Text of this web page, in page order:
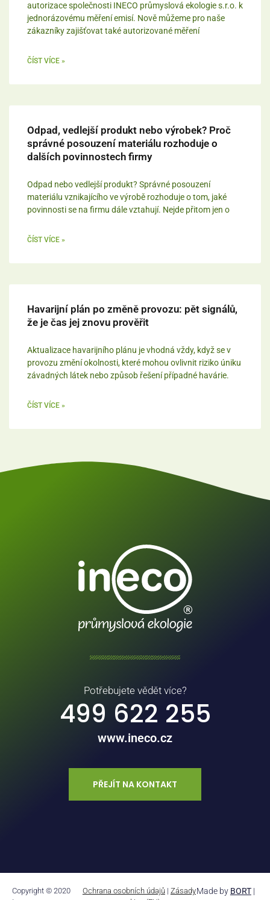
autorizace společnosti INECO průmyslová ekologie s.r.o. k
jednorázovému měření emisí. Nově můžeme pro naše
zákazníky zajišťovat také autorizované měření
ČÍST VÍCE »
Odpad, vedlejší produkt nebo výrobek? Proč
správné posouzení materiálu rozhoduje o
dalších povinnostech firmy
Odpad nebo vedlejší produkt? Správné posouzení
materiálu vznikajícího ve výrobě rozhoduje o tom, jaké
povinnosti se na firmu dále vztahují. Nejde přitom jen o
ČÍST VÍCE »
Havarijní plán po změně provozu: pět signálů,
že je čas jej znovu prověřit
Aktualizace havarijního plánu je vhodná vždy, když se v
provozu změní okolnosti, které mohou ovlivnit riziko úniku
závadných látek nebo způsob řešení případné havárie.
ČÍST VÍCE »
Potřebujete vědět více?
499 622 255
www.ineco.cz
PŘEJÍT NA KONTAKT
Copyright © 2020
Ochrana osobních údajů| ZásadyMade by BORT|